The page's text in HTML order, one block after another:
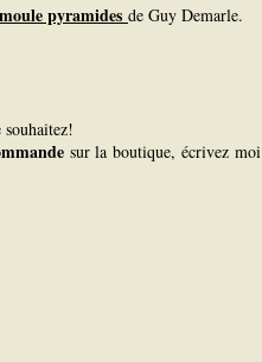
pyramides de Guy Demarle.
sur la boutique, écrivez moi